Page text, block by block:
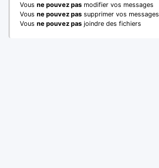
Vous ne pouvez pas modifier vos messages
Vous ne pouvez pas supprimer vos messages
Vous ne pouvez pas joindre des fichiers